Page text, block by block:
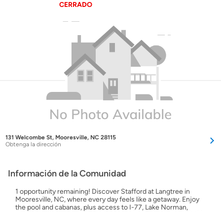
CERRADO
131 Welcombe St, Mooresville, NC 28115
Obtenga la dirección
Información de la Comunidad
1 opportunity remaining! Discover Stafford at Langtree in
Mooresville, NC, where every day feels like a getaway. Enjoy
the pool and cabanas, plus access to I-77, Lake Norman,